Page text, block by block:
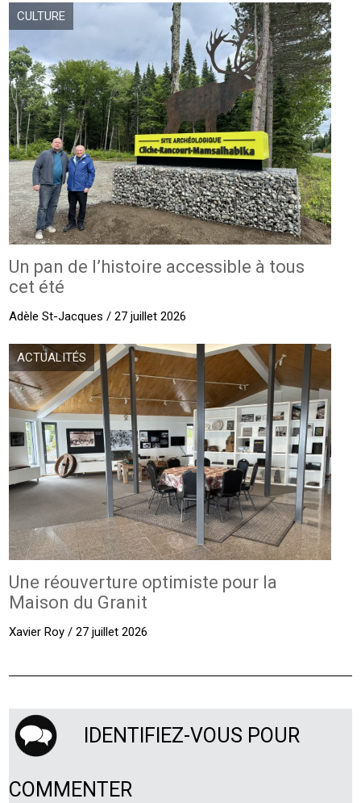
CULTURE
Un pan de l’histoire accessible à tous
cet été
Adèle St-Jacques / 27 juillet 2026
ACTUALITÉS
Une réouverture optimiste pour la
Maison du Granit
Xavier Roy / 27 juillet 2026
IDENTIFIEZ-VOUS POUR
COMMENTER